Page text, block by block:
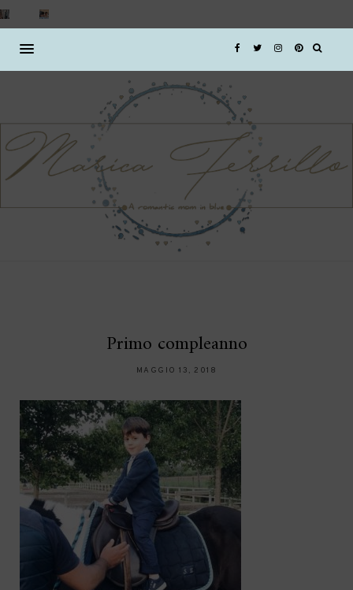
Primo compleanno
MAGGIO 13, 2018